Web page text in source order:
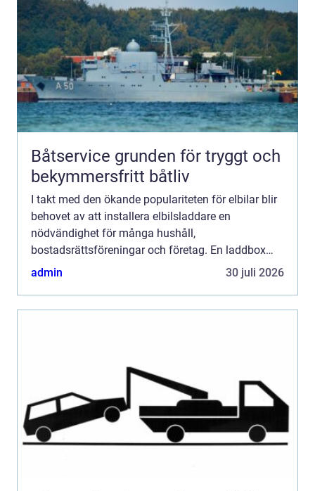
Båtservice grunden för tryggt och
bekymmersfritt båtliv
I takt med den ökande populariteten för elbilar blir
behovet av att installera elbilsladdare en
nödvändighet för många hushåll,
bostadsrättsföreningar och företag. En laddbox
erbjuder inte bara bekv...
admin 30 juli 2026